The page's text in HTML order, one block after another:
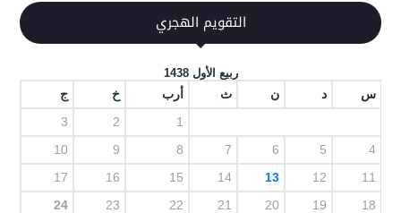
التقويم الهجري
ربيع الأول 1438
س د ن ث أرب خ ج
1
2
3
4
5
6
7
8
9
10
11
12
13
14
15
16
17
18
19
20
21
22
23
24